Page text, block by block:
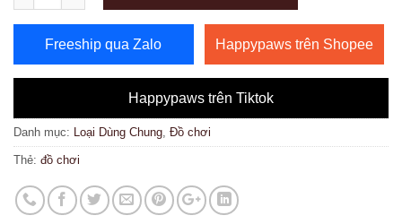
Freeship qua Zalo Happypaws trên Shopee
Happypaws trên Tiktok
Danh mục: Loại Dùng Chung, Đồ chơi
Thẻ: đồ chơi